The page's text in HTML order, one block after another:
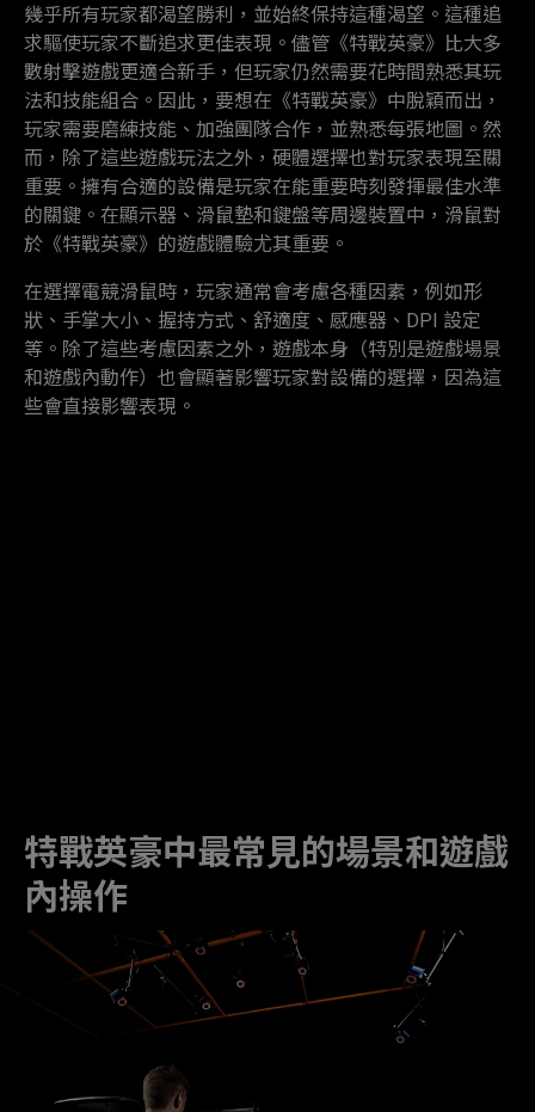
幾乎所有玩家都渴望勝利，並始終保持這種渴望。這種追
求驅使玩家不斷追求更佳表現。儘管《特戰英豪》比大多
數射擊遊戲更適合新手，但玩家仍然需要花時間熟悉其玩
法和技能組合。因此，要想在《特戰英豪》中脫穎而出，
玩家需要磨練技能、加強團隊合作，並熟悉每張地圖。然
而，除了這些遊戲玩法之外，硬體選擇也對玩家表現至關
重要。擁有合適的設備是玩家在能重要時刻發揮最佳水準
的關鍵。在顯示器、滑鼠墊和鍵盤等周邊裝置中，滑鼠對
於《特戰英豪》的遊戲體驗尤其重要。
在選擇電競滑鼠時，玩家通常會考慮各種因素，例如形
狀、手掌大小、握持方式、舒適度、感應器、DPI 設定
等。除了這些考慮因素之外，遊戲本身（特別是遊戲場景
和遊戲內動作）也會顯著影響玩家對設備的選擇，因為這
些會直接影響表現。
特戰英豪中最常見的場景和遊戲
內操作